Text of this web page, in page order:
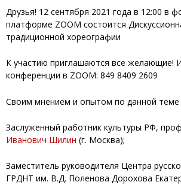
Друзья! 12 сентября 2021 года в 12:00 в
платформе ZOOM состоится
традиционной хореографии
К участию приглашаются все желающие!
конференции в ZOOM: 849 8409 2609
Своим мнением и опытом по данной теме
Заслуженный работник культуры РФ,
Иванович Шилин (г. Москва);
Заместитель руководителя Центра
ГРДНТ им. В.Д. Поленова Дорохова